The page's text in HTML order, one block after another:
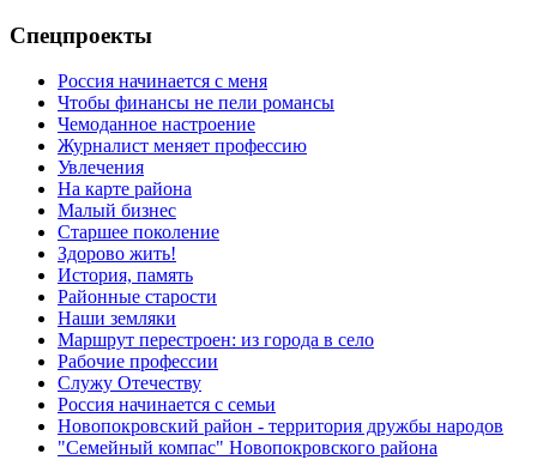
Спецпроекты
Россия начинается с меня
Чтобы финансы не пели романсы
Чемоданное настроение
Журналист меняет профессию
Увлечения
На карте района
Малый бизнес
Старшее поколение
Здорово жить!
История, память
Районные старости
Наши земляки
Маршрут перестроен: из города в село
Рабочие профессии
Служу Отечеству
Россия начинается с семьи
Новопокровский район - территория дружбы народов
"Семейный компас" Новопокровского района